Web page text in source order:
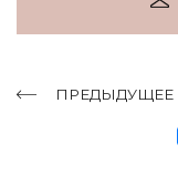
ПРЕДЫДУЩЕЕ